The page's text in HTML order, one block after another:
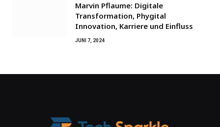
Marvin Pflaume: Digitale
Transformation, Phygital
Innovation, Karriere und Einfluss
JUNI 7, 2024